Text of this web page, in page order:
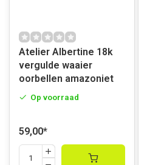
Atelier Albertine 18k
vergulde waaier
oorbellen amazoniet
Op voorraad
59,00*